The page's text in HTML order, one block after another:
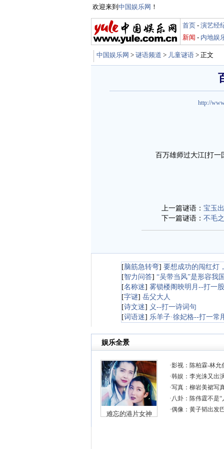
欢迎来到 中国娱乐网 ！
首页 - 演艺经
新闻 - 内地娱
中国娱乐网 > 谜语频道 > 儿童谜语 > 正文
http://
百万雄师过大江[打一
上一篇谜语： 宝玉
下一篇谜语： 不毛
[脑筋急转弯] 要想成功的闯红灯
[智力问答] “吴带当风”是形容我
[名称迷] 雾锁楼阁映明月--打一
[字谜] 岳父大人
[诗文迷] 义--打一诗词句
[词语迷] 乐羊子·徐妃格--打一常